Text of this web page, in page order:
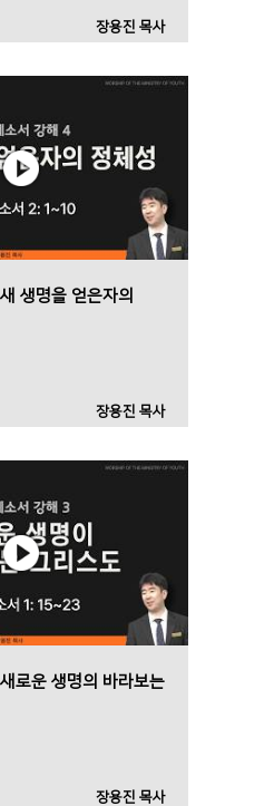
장용진 목사
생명을 얻은자의
장용진 목사
로운 생명의 바라보는
장용진 목사